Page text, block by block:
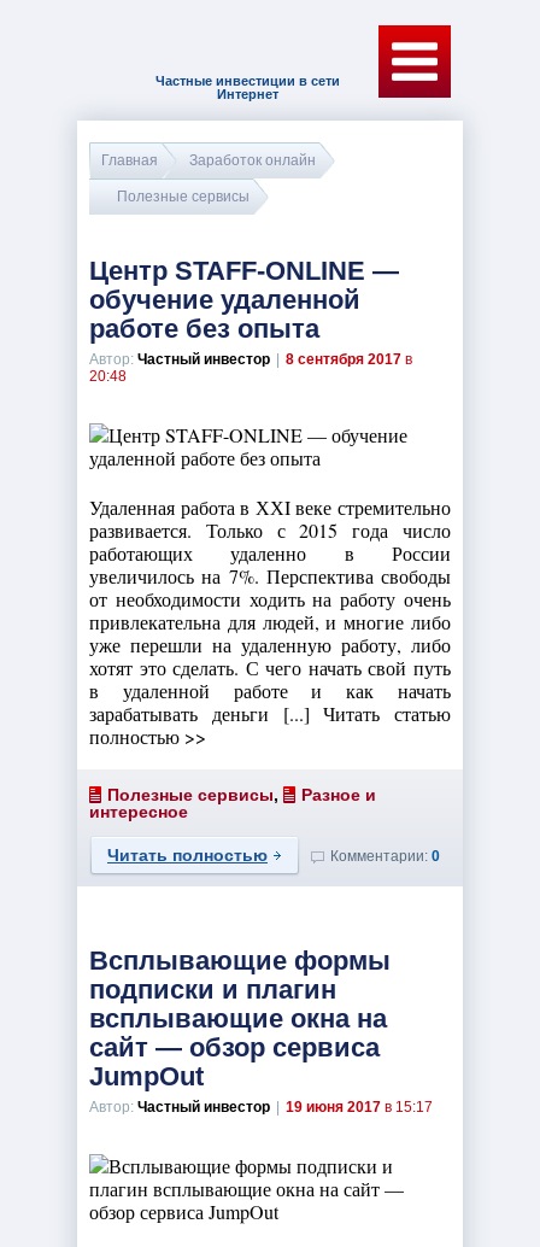
Частные инвестиции в сети
Интернет
Главная Заработок онлайн
Полезные сервисы
Центр STAFF-ONLINE —
обучение удаленной
работе без опыта
Автор: Частный инвестор 8 сентября 2017 в
20:48
Удаленная работа в ХХI веке стремительно
развивается. Только с 2015 года число
работающих удаленно в России
увеличилось на 7%. Перспектива свободы
от необходимости ходить на работу очень
привлекательна для людей, и многие либо
уже перешли на удаленную работу, либо
хотят это сделать. С чего начать свой путь
в удаленной работе и как начать
зарабатывать деньги [...] Читать статью
полностью >>
Полезные сервисы,
Разное и
интересное
Читать полностью Комментарии: 0
Всплывающие формы
подписки и плагин
всплывающие окна на
сайт — обзор сервиса
JumpOut
Автор: Частный инвестор 19 июня 2017 в 15:17